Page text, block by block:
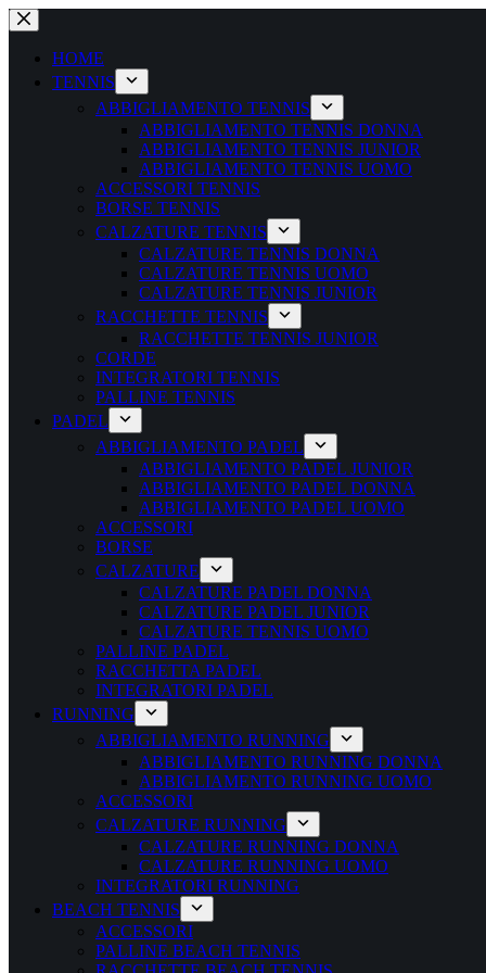
Salta
al
contenutoHOME
TENNIS
ABBIGLIAMENTO TENNIS
ABBIGLIAMENTO TENNIS DONNA
ABBIGLIAMENTO TENNIS JUNIOR
ABBIGLIAMENTO TENNIS UOMO
ACCESSORI TENNIS
BORSE TENNIS
CALZATURE TENNIS
CALZATURE TENNIS DONNA
CALZATURE TENNIS UOMO
CALZATURE TENNIS JUNIOR
RACCHETTE TENNIS
RACCHETTE TENNIS JUNIOR
CORDE
INTEGRATORI TENNIS
PALLINE TENNIS
PADEL
ABBIGLIAMENTO PADEL
ABBIGLIAMENTO PADEL JUNIOR
ABBIGLIAMENTO PADEL DONNA
ABBIGLIAMENTO PADEL UOMO
ACCESSORI
BORSE
CALZATURE
CALZATURE PADEL DONNA
CALZATURE PADEL JUNIOR
CALZATURE TENNIS UOMO
PALLINE PADEL
RACCHETTA PADEL
INTEGRATORI PADEL
RUNNING
ABBIGLIAMENTO RUNNING
ABBIGLIAMENTO RUNNING DONNA
ABBIGLIAMENTO RUNNING UOMO
ACCESSORI
CALZATURE RUNNING
CALZATURE RUNNING DONNA
CALZATURE RUNNING UOMO
INTEGRATORI RUNNING
BEACH TENNIS
ACCESSORI
PALLINE BEACH TENNIS